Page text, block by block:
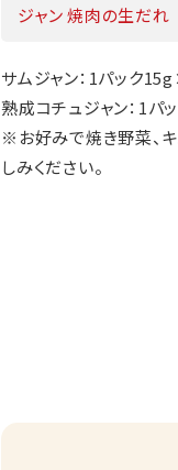
ジャン 焼肉の生だれ
サムジャン：1パック
熟成コチュジャン：1パ
※お好みで焼き野菜、
しみください。